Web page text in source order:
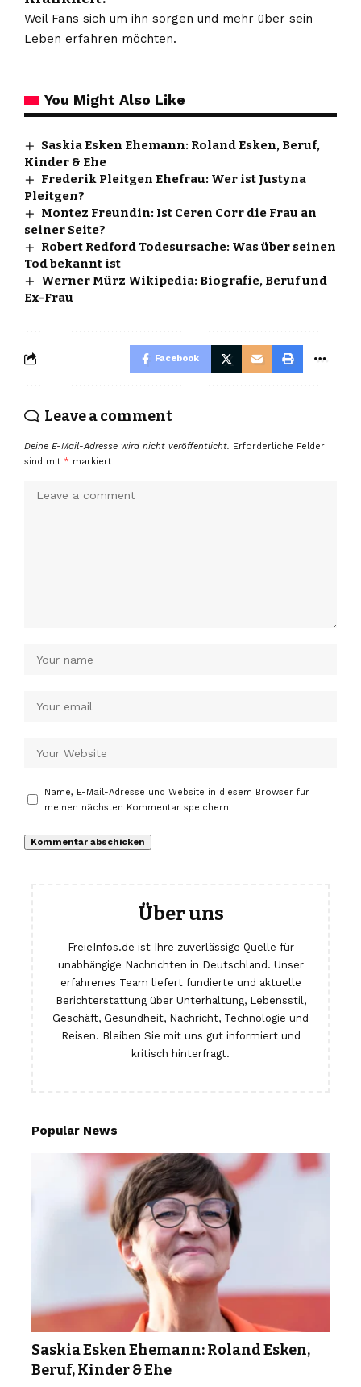
Weil Fans sich um ihn sorgen und mehr über sein
Leben erfahren möchten.
You Might Also Like
Saskia Esken Ehemann: Roland Esken, Beruf,
Kinder & Ehe
Frederik Pleitgen Ehefrau: Wer ist Justyna
Pleitgen?
Montez Freundin: Ist Ceren Corr die Frau an
seiner Seite?
Robert Redford Todesursache: Was über seinen
Tod bekannt ist
Werner Mürz Wikipedia: Biografie, Beruf und
Ex-Frau
Facebook
Leave a comment
Deine E-Mail-Adresse wird nicht veröffentlicht. Erforderliche Felder
sind mit * markiert
Name, E-Mail-Adresse und Website in diesem Browser für
meinen nächsten Kommentar speichern.
Über uns
FreieInfos.de ist Ihre zuverlässige Quelle für
unabhängige Nachrichten in Deutschland. Unser
erfahrenes Team liefert fundierte und aktuelle
Berichterstattung über Unterhaltung, Lebensstil,
Geschäft, Gesundheit, Nachricht, Technologie und
Reisen. Bleiben Sie mit uns gut informiert und
kritisch hinterfragt.
Popular News
Saskia Esken Ehemann: Roland Esken,
Beruf, Kinder & Ehe